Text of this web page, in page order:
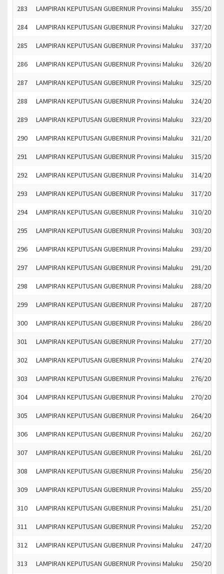
283 LAMPIRAN KEPUTUSAN GUBERNUR Provinsi Maluku 355/2022
284 LAMPIRAN KEPUTUSAN GUBERNUR Provinsi Maluku 327/2022
285 LAMPIRAN KEPUTUSAN GUBERNUR Provinsi Maluku 337/2022
286 LAMPIRAN KEPUTUSAN GUBERNUR Provinsi Maluku 326/2022
287 LAMPIRAN KEPUTUSAN GUBERNUR Provinsi Maluku 325/2022
288 LAMPIRAN KEPUTUSAN GUBERNUR Provinsi Maluku 324/2022
289 LAMPIRAN KEPUTUSAN GUBERNUR Provinsi Maluku 323/2022
290 LAMPIRAN KEPUTUSAN GUBERNUR Provinsi Maluku 321/2022
291 LAMPIRAN KEPUTUSAN GUBERNUR Provinsi Maluku 315/2022
292 LAMPIRAN KEPUTUSAN GUBERNUR Provinsi Maluku 314/2022
293 LAMPIRAN KEPUTUSAN GUBERNUR Provinsi Maluku 317/2022
294 LAMPIRAN KEPUTUSAN GUBERNUR Provinsi Maluku 310/2022
295 LAMPIRAN KEPUTUSAN GUBERNUR Provinsi Maluku 303/2022
296 LAMPIRAN KEPUTUSAN GUBERNUR Provinsi Maluku 293/2022
297 LAMPIRAN KEPUTUSAN GUBERNUR Provinsi Maluku 291/2022
298 LAMPIRAN KEPUTUSAN GUBERNUR Provinsi Maluku 288/2022
299 LAMPIRAN KEPUTUSAN GUBERNUR Provinsi Maluku 287/2022
300 LAMPIRAN KEPUTUSAN GUBERNUR Provinsi Maluku 286/2022
301 LAMPIRAN KEPUTUSAN GUBERNUR Provinsi Maluku 277/2022
302 LAMPIRAN KEPUTUSAN GUBERNUR Provinsi Maluku 274/2022
303 LAMPIRAN KEPUTUSAN GUBERNUR Provinsi Maluku 276/2022
304 LAMPIRAN KEPUTUSAN GUBERNUR Provinsi Maluku 270/2022
305 LAMPIRAN KEPUTUSAN GUBERNUR Provinsi Maluku 264/2022
306 LAMPIRAN KEPUTUSAN GUBERNUR Provinsi Maluku 262/2022
307 LAMPIRAN KEPUTUSAN GUBERNUR Provinsi Maluku 261/2022
308 LAMPIRAN KEPUTUSAN GUBERNUR Provinsi Maluku 256/2022
309 LAMPIRAN KEPUTUSAN GUBERNUR Provinsi Maluku 255/2022
310 LAMPIRAN KEPUTUSAN GUBERNUR Provinsi Maluku 251/2022
311 LAMPIRAN KEPUTUSAN GUBERNUR Provinsi Maluku 252/2022
312 LAMPIRAN KEPUTUSAN GUBERNUR Provinsi Maluku 247/2022
313 LAMPIRAN KEPUTUSAN GUBERNUR Provinsi Maluku 250/2022